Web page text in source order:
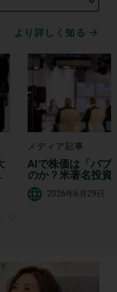
より詳しく知る
メディア記事
AIで株価は「バブ
のか？米著名投資
過剰な“期待と不
2026年6月29日